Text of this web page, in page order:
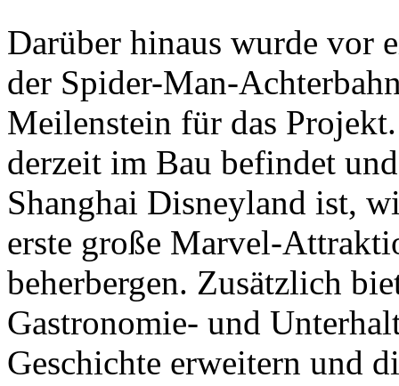
Darüber hinaus wurde vor
der Spider-Man-
Meilenstein für das
derzeit im Bau befindet
Shanghai Disneyland ist,
erste große Marvel-
beherbergen. Zusätzlich
Gastronomie- und
Geschichte erweitern und